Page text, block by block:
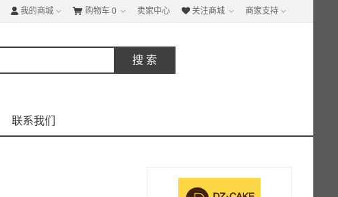
 我的商城  购物车 0 卖家中心  关注商城 商家支持
联系我们